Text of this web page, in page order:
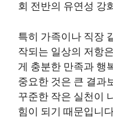
회 전반의 유연성 강
특히 가족이나 직장
작되는 일상의 저항
게 충분한 만족과 행
중요한 것은 큰 결과
꾸준한 작은 실천이
힘이 되기 때문입니